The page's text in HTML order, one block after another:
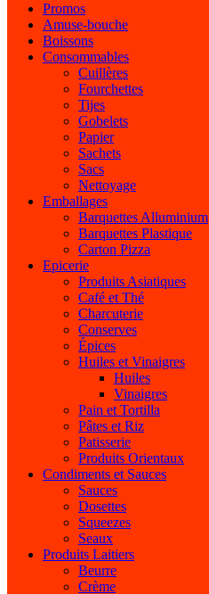
Promos
Amuse-bouche
Boissons
Consommables
Cuillères
Fourchettes
Tijes
Gobelets
Papier
Sachets
Sacs
Nettoyage
Emballages
Barquettes Alluminium
Barquettes Plastique
Carton Pizza
Epicerie
Produits Asiatiques
Café et Thé
Charcuterie
Conserves
Épices
Huiles et Vinaigres
Huiles
Vinaigres
Pain et Tortilla
Pâtes et Riz
Patisserie
Produits Orientaux
Condiments et Sauces
Sauces
Dosettes
Squeezes
Seaux
Produits Laitiers
Beurre
Crème